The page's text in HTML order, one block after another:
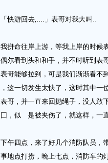
「快游回去,....」表哥对我大叫..
我拼命往岸上游，等我上岸的时候
偶尔看到头和和手，并不时听到
表哥能够拉到，可是我们渐渐看不
，这一切发生太快了，这时其中
表哥，并一直来回抛绳子，没人敢
囗，似 是被夹伤了，就这样，一
下午四点，来了好几个消防队员，
事地点打捞，晚上七点，消防车的